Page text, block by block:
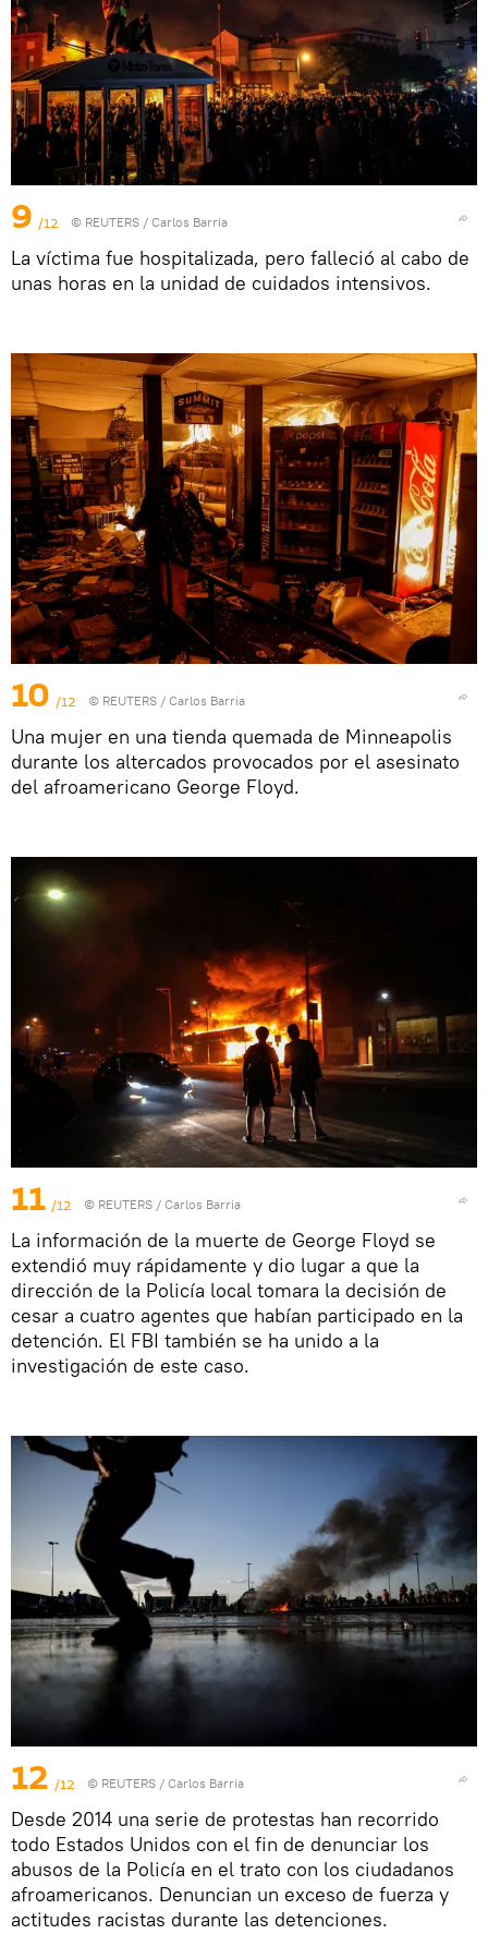
9 /12 © REUTERS / Carlos Barria
La víctima fue hospitalizada, pero falleció al cabo de
unas horas en la unidad de cuidados intensivos.
10 /12 © REUTERS / Carlos Barria
Una mujer en una tienda quemada de Minneapolis
durante los altercados provocados por el asesinato
del afroamericano George Floyd.
11 /12 © REUTERS / Carlos Barria
La información de la muerte de George Floyd se
extendió muy rápidamente y dio lugar a que la
dirección de la Policía local tomara la decisión de
cesar a cuatro agentes que habían participado en la
detención. El FBI también se ha unido a la
investigación de este caso.
12 /12 © REUTERS / Carlos Barria
Desde 2014 una serie de protestas han recorrido
todo Estados Unidos con el fin de denunciar los
abusos de la Policía en el trato con los ciudadanos
afroamericanos. Denuncian un exceso de fuerza y
actitudes racistas durante las detenciones.